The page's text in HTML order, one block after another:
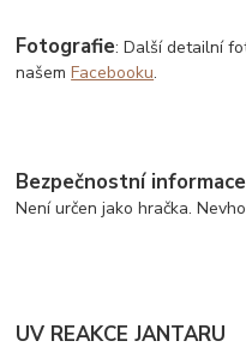
Fotografie: Další detailní
našemFacebooku.
Bezpečnostní informace
Není určen jako hračka.
UV REAKCE JANTARU